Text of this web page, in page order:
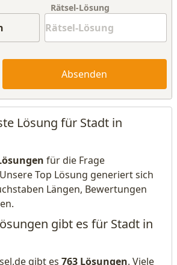
Rätsel-Lösung
Absenden
Lösung für Stadt in
für die Frage
Top Lösung generiert sich
Längen, Bewertungen
gibt es für Stadt in
gibt es 763 Lösungen. Viele